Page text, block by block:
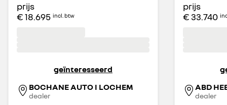
prijs
€ 18.695 incl. btw
geïnteresseerd
BOCHANE AUTO I LOCHEM
dealer
prijs
€ 33.740
ABD
dealer